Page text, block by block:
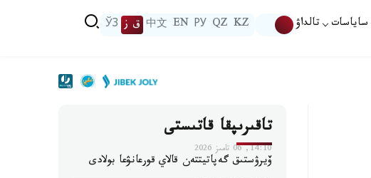
ساياسات تالداۋ KZ
QZ
РУ
EN
中文 ق ز ЎЗ
تاقىرىپقا قاتىستى
14:10, 06 تامىز 2026
ۆيرۋستىق گەپاتيتتەن قالاي قورعانۋعا بولادى